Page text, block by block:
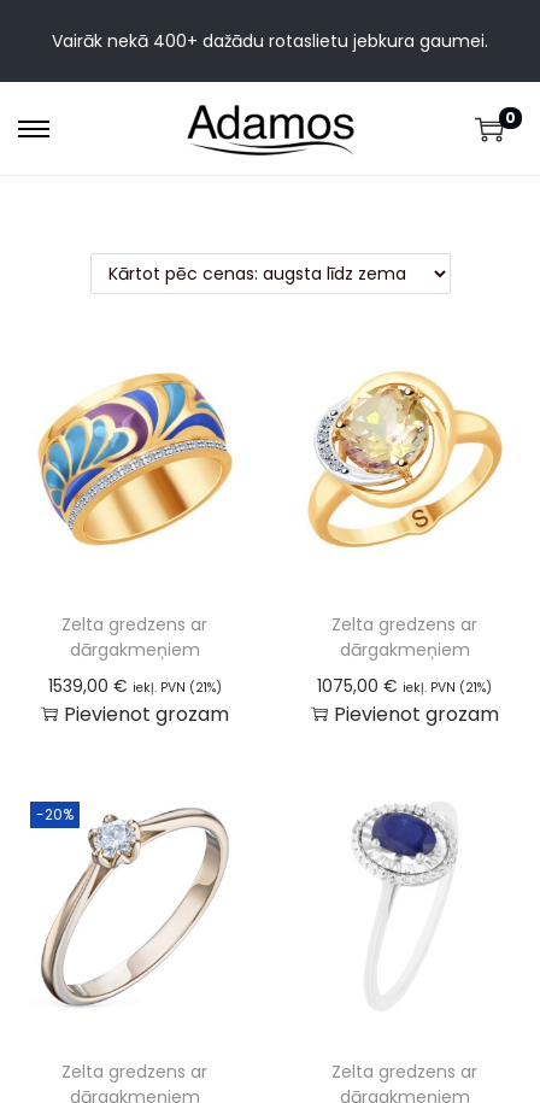
Vairāk nekā 400+ dažādu rotaslietu jebkura gaumei.
0
Zelta gredzens ar
dārgakmeņiem
1539,00 € iekļ. PVN (21%)
Pievienot grozam
Zelta gredzens ar
dārgakmeņiem
1075,00€ iekļ. PVN (21%)
Pievienot grozam
-20%
Zelta gredzens ar
dārgakmeņiem
Zelta gredzens ar
dārgakmeņiem